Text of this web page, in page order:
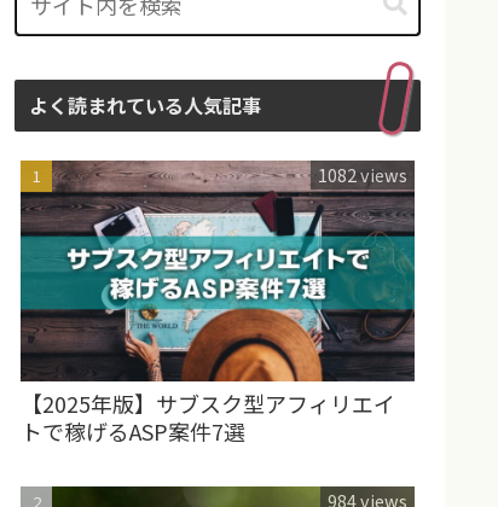
よく読まれている人気記事
【2025年版】サブスク型アフィリエイ
トで稼げるASP案件7選
1082 views
984 views